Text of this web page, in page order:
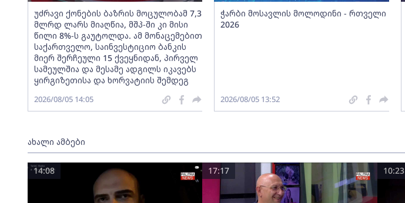
უძრავი ქონების ბაზრის მოცულობამ 7,3
მლრდ ლარს მიაღწია, მშპ-ში კი მისი
წილი 8%-ს გაუტოლდა. ამ მონაცემებით
საქართველო, საინვესტიციო ბანკის
მიერ შერჩეული 15 ქვეყნიდან, პირველ
სამეულშია და მესამე ადგილს იკავებს
ყირგიზეთისა და ხორვატიის შემდეგ
2026/08/05 14:05
ჭარბი მოსავლის მოლოდინი - რთველი
2026
2026/08/05 13:52
ახალი ამბები
14:08 17:17 10:23